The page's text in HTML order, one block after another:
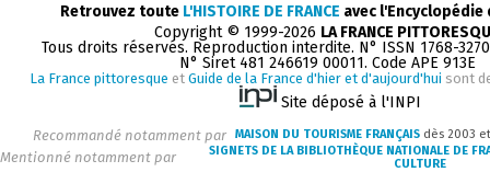
Retrouvez toute L'HISTOIRE DE FRANCE avec
Copyright © 1999-2026 LA FRANCE
Tous droits réservés. Reproduction interdite. N° ISSN 1768-
N° Siret 481 246619 00011. Code APE 913E
La France pittoresque et Guide de la France d'hier et d'aujourd'hui sont
Site déposé à l'INPI
Recommandé notamment par MAISON DU TOURISME FRANÇAIS dès 2003
Mentionné notamment par
SIGNETS DE LA BIBLIOTHÈQUE NATIONALE DE
CULTURE